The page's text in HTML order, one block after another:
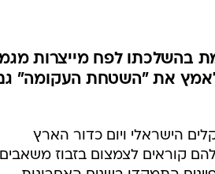
הבעיה